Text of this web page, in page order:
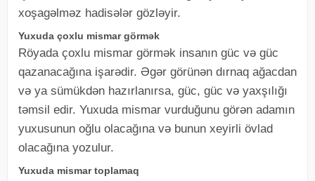
xoşagəlməz hadisələr gözləyir.
Yuxuda çoxlu mismar görmək
Röyada çoxlu mismar görmək insanın güc və güc
qazanacağına işarədir. Əgər görünən dırnaq ağacdan
və ya sümükdən hazırlanırsa, güc, güc və yaxşılığı
təmsil edir. Yuxuda mismar vurduğunu görən adamın
yuxusunun oğlu olacağına və bunun xeyirli övlad
olacağına yozulur.
Yuxuda mismar toplamaq